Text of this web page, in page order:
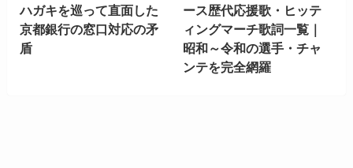
ハガキを巡って直面した
京都銀行の窓口対応の矛
盾
ース歴代応援歌・ヒッテ
ィングマーチ歌詞一覧｜
昭和～令和の選手・チャ
ンテを完全網羅